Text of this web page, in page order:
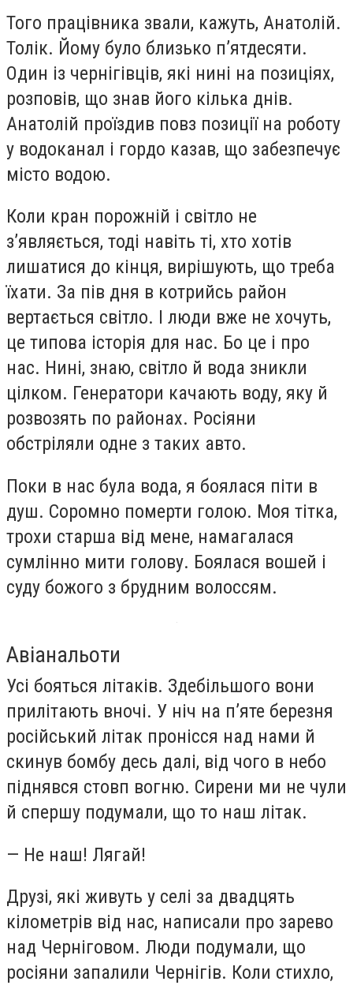
Того працівника звали, кажуть, Анатолій.
Толік. Йому було близько п’ятдесяти.
Один із чернігівців, які нині на позиціях,
розповів, що знав його кілька днів.
Анатолій проїздив повз позиції на роботу
у водоканал і гордо казав, що забезпечує
місто водою.
Коли кран порожній і світло не
з’являється, тоді навіть ті, хто хотів
лишатися до кінця, вирішують, що треба
їхати. За пів дня в котрийсь район
вертається світло. І люди вже не хочуть,
це типова історія для нас. Бо це і про
нас. Нині, знаю, світло й вода зникли
цілком. Генератори качають воду, яку й
розвозять по районах. Росіяни
обстріляли одне з таких авто.
Поки в нас була вода, я боялася піти в
душ. Соромно померти голою. Моя тітка,
трохи старша від мене, намагалася
сумлінно мити голову. Боялася вошей і
суду божого з брудним волоссям.
Авіанальоти
Усі бояться літаків. Здебільшого вони
прилітають вночі. У ніч на п’яте березня
російський літак пронісся над нами й
скинув бомбу десь далі, від чого в небо
піднявся стовп вогню. Сирени ми не чули
й спершу подумали, що то наш літак.
— Не наш! Лягай!
Друзі, які живуть у селі за двадцять
кілометрів від нас, написали про зарево
над Черніговом. Люди подумали, що
росіяни запалили Чернігів. Коли стихло,